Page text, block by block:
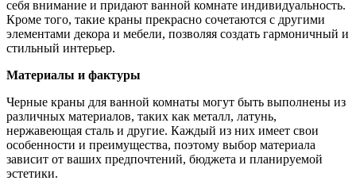
себя внимание и придают ванной комнате индивидуальность.
Кроме того, такие краны прекрасно сочетаются с другими
элементами декора и мебели, позволяя создать гармоничный и
стильный интерьер.
Материалы и фактуры
Черные краны для ванной комнаты могут быть выполнены из
различных материалов, таких как металл, латунь,
нержавеющая сталь и другие. Каждый из них имеет свои
особенности и преимущества, поэтому выбор материала
зависит от ваших предпочтений, бюджета и планируемой
эстетики.